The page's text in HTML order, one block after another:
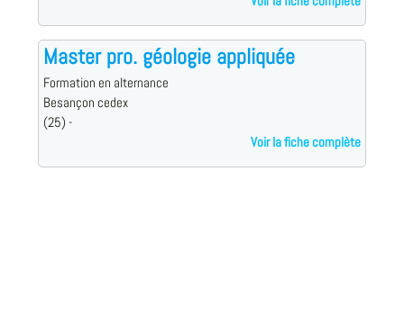
Master pro. géologie appliquée
Formation en alternance
Besançon cedex
(25) -
Voir la fiche complète